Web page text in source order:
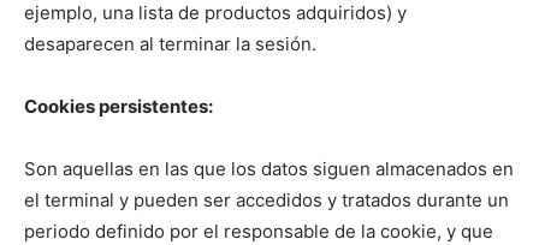
ejemplo, una lista de productos adquiridos) y
desaparecen al terminar la sesión.
Cookies persistentes:
Son aquellas en las que los datos siguen almacenados en
el terminal y pueden ser accedidos y tratados durante un
periodo definido por el responsable de la cookie, y que